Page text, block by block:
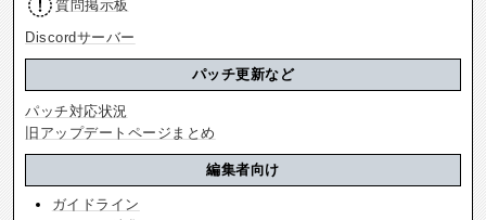
質問掲示板
Discordサーバー
パッチ更新など
パッチ対応状況
旧アップデートページまとめ
編集者向け
ガイドライン